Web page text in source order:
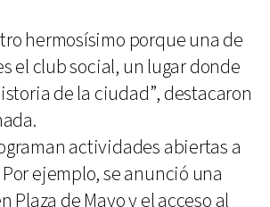
hermosísimo porque una de
el club social, un lugar donde
de la ciudad”, destacaron
actividades abiertas a
ejemplo, se anunció una
Plaza de Mayo y el acceso al